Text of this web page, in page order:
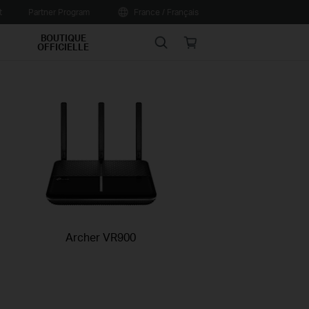
BOUTIQUE
OFFICIELLE Search
Online
Archer VR900